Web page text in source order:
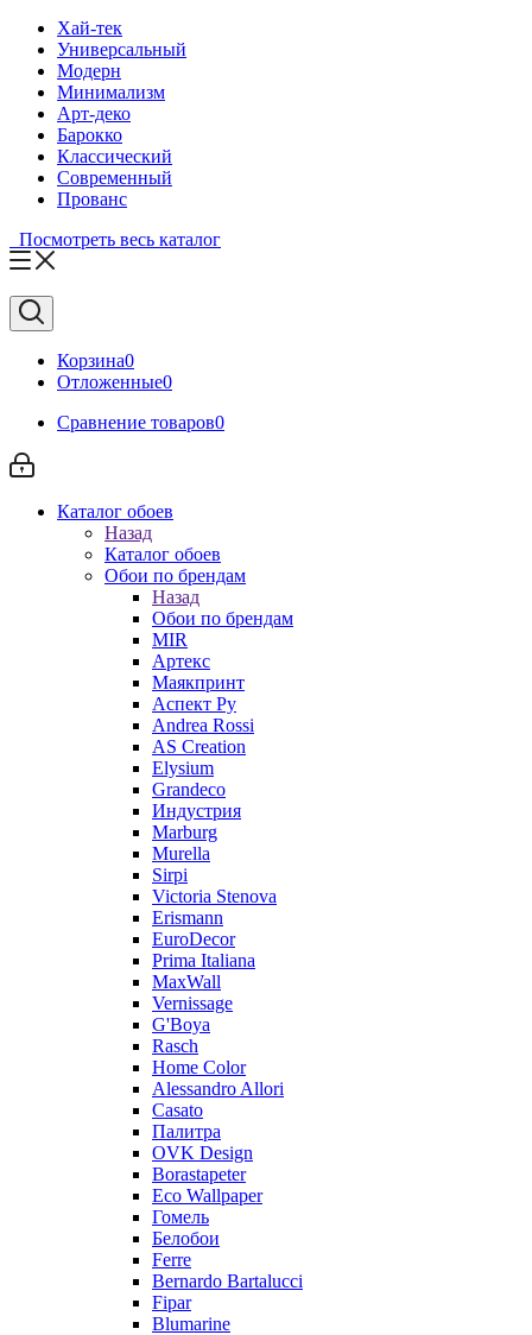
Хай-тек
Универсальный
Модерн
Минимализм
Арт-деко
Барокко
Классический
Современный
Прованс
Посмотреть весь каталог
Корзина0
Отложенные0
Сравнение товаров0
Каталог обоев
Назад
Каталог обоев
Обои по брендам
Назад
Обои по брендам
MIR
Артекс
Маякпринт
Аспект Ру
Andrea Rossi
AS Creation
Elysium
Grandeco
Индустрия
Marburg
Murella
Sirpi
Victoria Stenova
Erismann
EuroDecor
Prima Italiana
MaxWall
Vernissage
G'Boya
Rasch
Home Color
Alessandro Allori
Casato
Палитра
OVK Design
Borastapeter
Eco Wallpaper
Гомель
Белобои
Ferre
Bernardo Bartalucci
Fipar
Blumarine